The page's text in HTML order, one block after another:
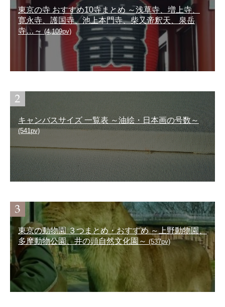
東京の寺 おすすめ10寺まとめ ～浅草寺、増上寺、
寛永寺、護国寺、池上本門寺、柴又帝釈天、泉岳
寺…～ (4,109pv)
キャンバスサイズ 一覧表 ～油絵・日本画の号数～
(541pv)
東京の動物園 ３つまとめ・おすすめ ～上野動物園、
多摩動物公園、井の頭自然文化園～ (537pv)